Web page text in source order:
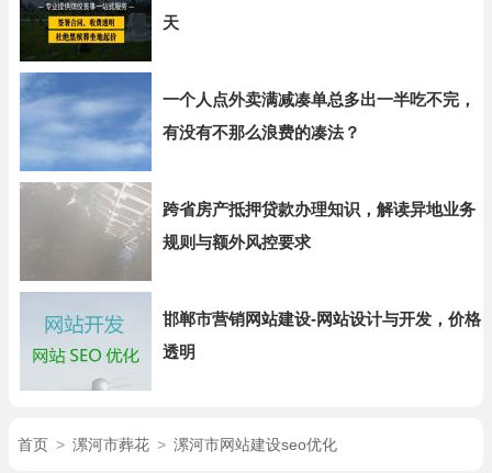
天
一个人点外卖满减凑单总多出一半吃不完，
有没有不那么浪费的凑法？
跨省房产抵押贷款办理知识，解读异地业务
规则与额外风控要求
邯郸市营销网站建设-网站设计与开发，价格
透明
首页 > 漯河市葬花 > 漯河市网站建设seo优化